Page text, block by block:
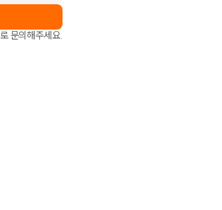
로 문의해주세요.